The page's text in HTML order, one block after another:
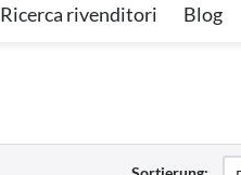
Ricerca rivenditori Blog